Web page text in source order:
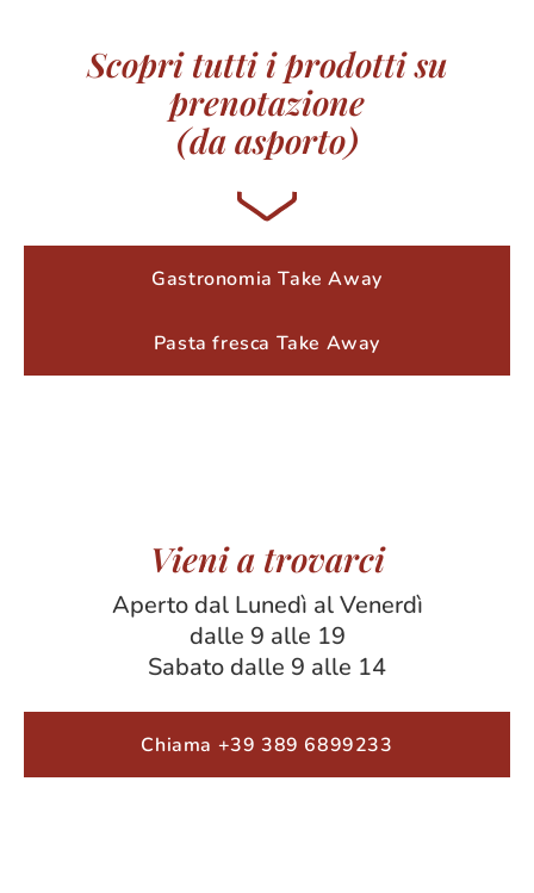
Scopri tutti i prodotti su
prenotazione
(da asporto)
Gastronomia Take Away
Pasta fresca Take Away
Vieni a trovarci
Aperto dal Lunedì al Venerdì
dalle 9 alle 19
Sabato dalle 9 alle 14
Chiama +39 389 6899233